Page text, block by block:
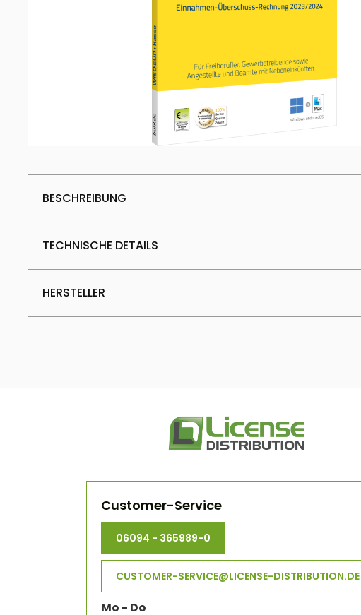
BESCHREIBUNG
TECHNISCHE DETAILS
HERSTELLER
Customer-Service
06094 - 365989-0
CUSTOMER-SERVICE@LICENSE-DISTRIBUTION.DE
Mo - Do